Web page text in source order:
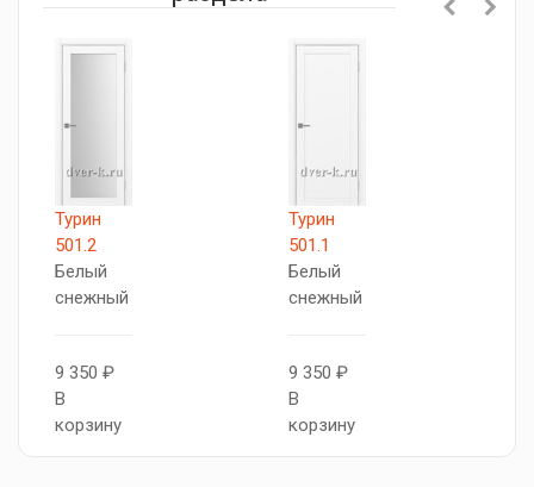
Турин
501.2
Белый
снежный
9 350 ₽
В
корзину
Турин
501.1
Белый
снежный
9 350 ₽
В
корзину